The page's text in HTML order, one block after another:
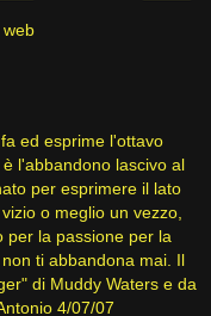
ed esprime l'ottavo
l'abbandono lascivo al
per esprimere il lato
o meglio un vezzo,
per la passione per la
ti abbandona mai. Il
di Muddy Waters e da
4/07/07